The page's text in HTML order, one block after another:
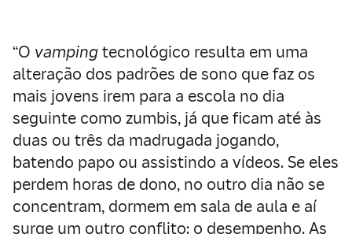
“O vampingtecnológico resulta em uma
alteração dos padrões de sono que faz os
mais jovens irem para a escola no dia
seguinte como zumbis, já que ficam até às
duas ou três da madrugada jogando,
batendo papo ou assistindo a vídeos. Se eles
perdem horas de dono, no outro dia não se
concentram, dormem em sala de aula e aí
surge um outro conflito: o desempenho. As